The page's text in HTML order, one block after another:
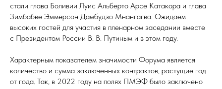
стали глава Боливии Луис Альберто Арсе Катакора и глава
Зимбабве Эммерсон Дамбудзо Мнангагва. Ожидаем
высоких гостей для участия в пленарном заседании вместе
с Президентом России В. В. Путиным и в этом году.
Характерным показателем значимости Форума является
количество и сумма заключенных контрактов, растущие год
от года. Так, в 2022 году на полях ПМЭФ было заключено